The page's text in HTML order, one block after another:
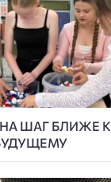
ШАГ БЛИЖЕ К